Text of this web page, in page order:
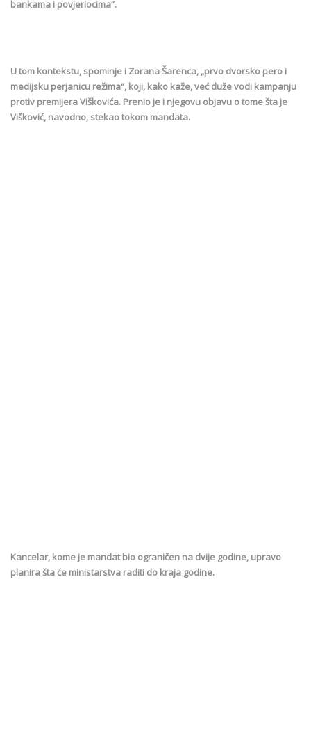
bankama i povjeriocima“.
U tom kontekstu, spominje i Zorana Šarenca, „prvo dvorsko pero i
medijsku perjanicu režima“, koji, kako kaže, već duže vodi kampanju
protiv premijera Viškovića. Prenio je i njegovu objavu o tome šta je
Višković, navodno, stekao tokom mandata.
Kancelar, kome je mandat bio ograničen na dvije godine, upravo
planira šta će ministarstva raditi do kraja godine.